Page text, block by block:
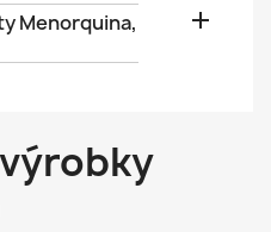
Menorquina,
